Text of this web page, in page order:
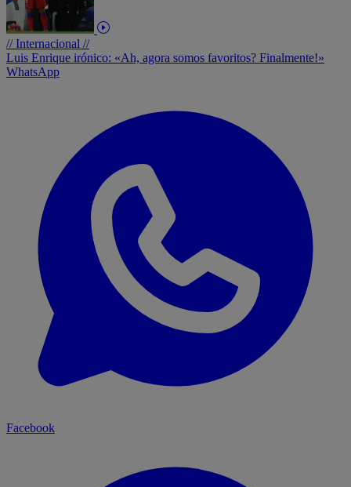
// Internacional //
Luis Enrique irónico: «Ah, agora somos favoritos? Finalmente!»
WhatsApp
Facebook